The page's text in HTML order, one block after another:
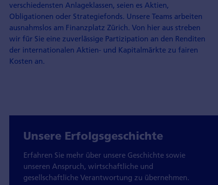
verschiedensten Anlageklassen, seien es Aktien,
Obligationen oder Strategiefonds. Unsere Teams arbeiten
ausnahmslos am Finanzplatz Zürich. Von hier aus streben
wir für Sie eine zuverlässige Partizipation an den Renditen
der internationalen Aktien- und Kapitalmärkte zu fairen
Kosten an.
Unsere Erfolgsgeschichte
Erfahren Sie mehr über unsere Geschichte sowie
unseren Anspruch, wirtschaftliche und
gesellschaftliche Verantwortung zu übernehmen.